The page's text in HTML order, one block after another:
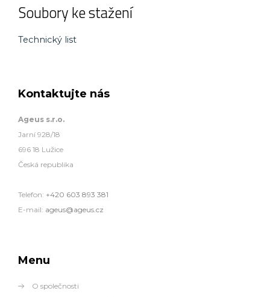
Soubory ke stažení
Technický list
Kontaktujte nás
Ageus s.r.o.
Jarní 928/18
696 18 Lužice
Česká republika
Telefon: +420 603 893 381
E-mail: ageus@ageus.cz
Menu
O společnosti